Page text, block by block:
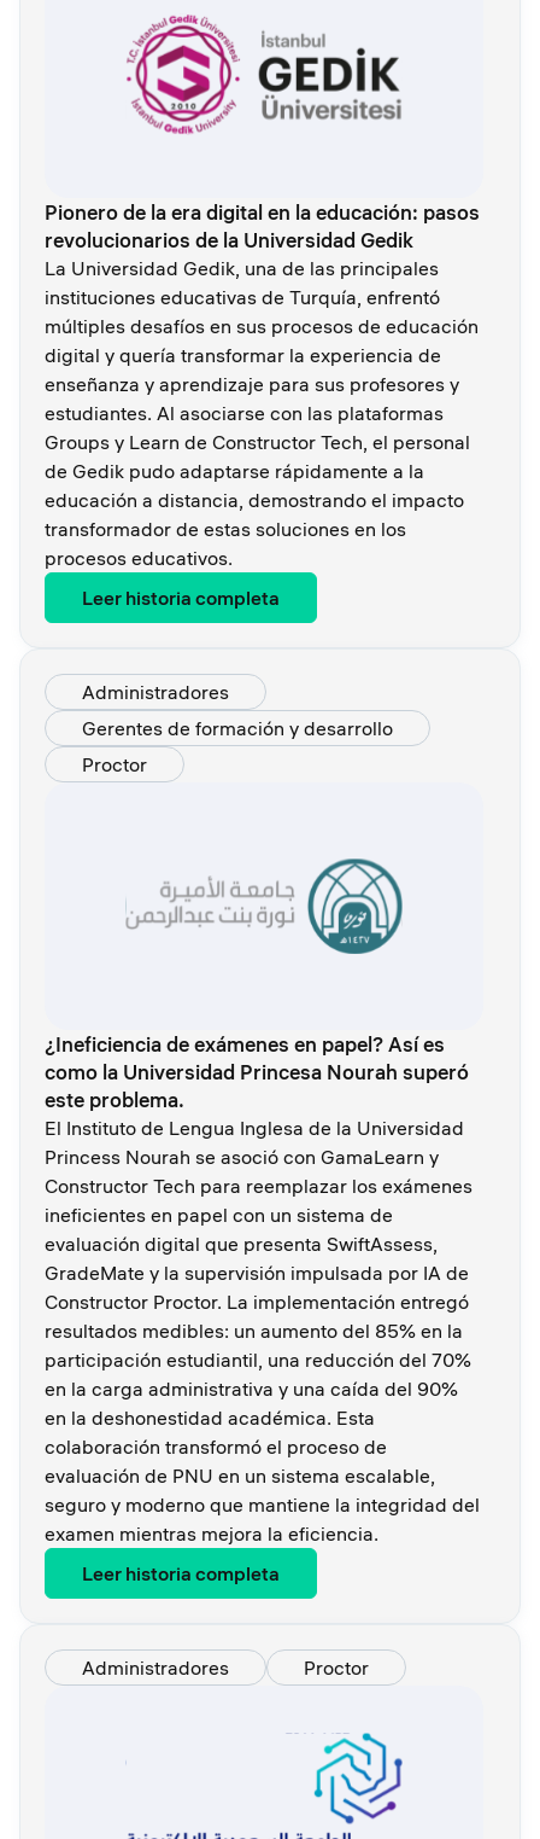
Pionero de la era digital en la educación: pasos
revolucionarios de la Universidad Gedik
La Universidad Gedik, una de las principales
instituciones educativas de Turquía, enfrentó
múltiples desafíos en sus procesos de educación
digital y quería transformar la experiencia de
enseñanza y aprendizaje para sus profesores y
estudiantes. Al asociarse con las plataformas
Groups y Learn de Constructor Tech, el personal
de Gedik pudo adaptarse rápidamente a la
educación a distancia, demostrando el impacto
transformador de estas soluciones en los
procesos educativos.
Leer historia completa
Administradores
Gerentes de formación y desarrollo
Proctor
¿Ineficiencia de exámenes en papel? Así es
como la Universidad Princesa Nourah superó
este problema.
El Instituto de Lengua Inglesa de la Universidad
Princess Nourah se asoció con GamaLearn y
Constructor Tech para reemplazar los exámenes
ineficientes en papel con un sistema de
evaluación digital que presenta SwiftAssess,
GradeMate y la supervisión impulsada por IA de
Constructor Proctor. La implementación entregó
resultados medibles: un aumento del 85% en la
participación estudiantil, una reducción del 70%
en la carga administrativa y una caída del 90%
en la deshonestidad académica. Esta
colaboración transformó el proceso de
evaluación de PNU en un sistema escalable,
seguro y moderno que mantiene la integridad del
examen mientras mejora la eficiencia.
Leer historia completa
Administradores Proctor